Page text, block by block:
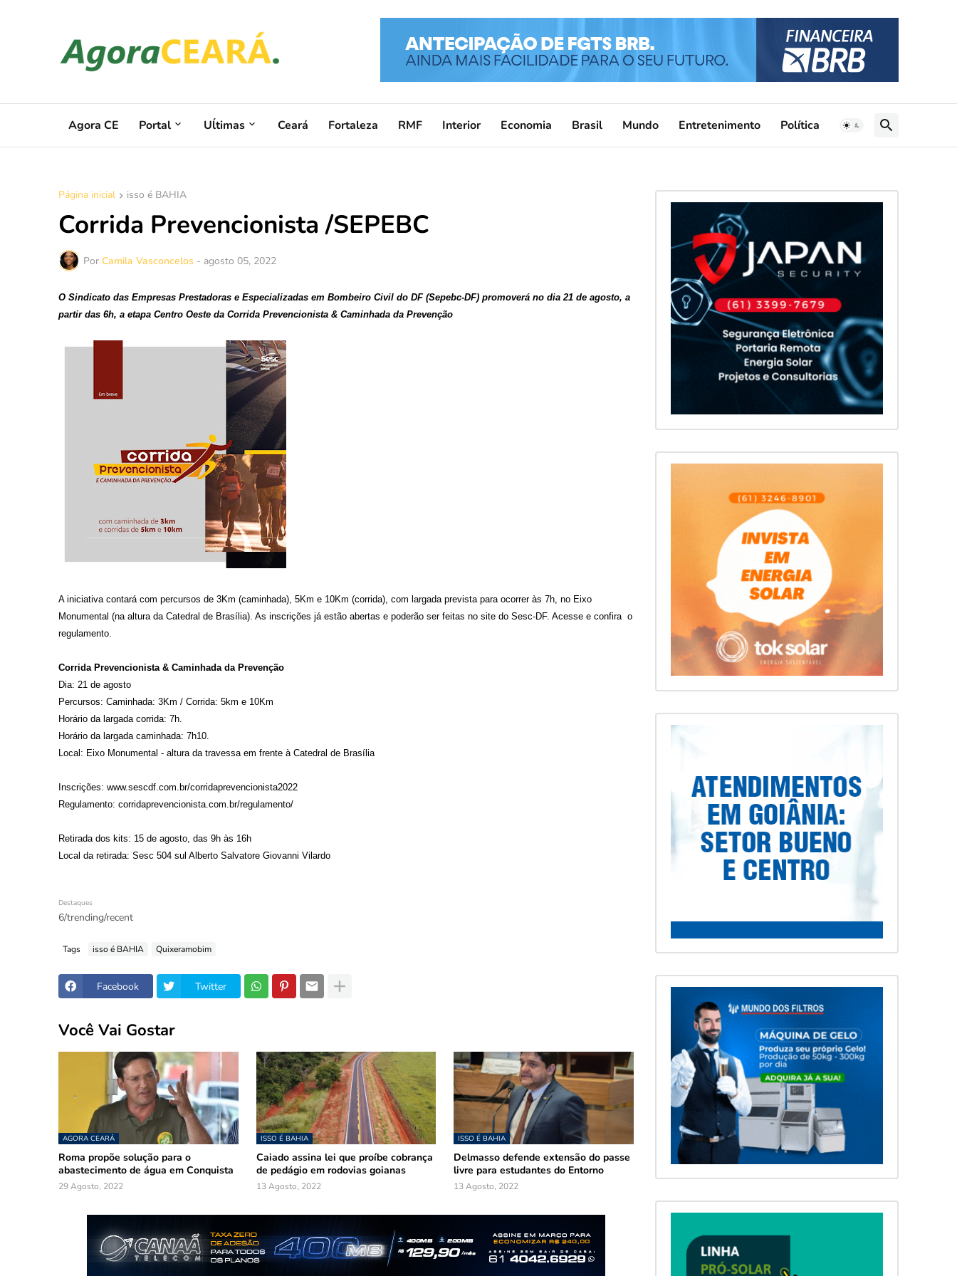
Agora CE Portal Uĺtimas Ceará Fortaleza RMF Interior Economia Brasil Mundo Entretenimento Política
Página inicial isso é BAHIA
Corrida Prevencionista /SEPEBC
Por Camila Vasconcelos - agosto 05, 2022
O Sindicato das Empresas Prestadoras e Especializadas em Bombeiro Civil do DF (Sepebc-DF) promoverá no dia 21 de agosto, a
partir das 6h, a etapa Centro Oeste da Corrida Prevencionista & Caminhada da Prevenção
A iniciativa contará com percursos de 3Km (caminhada), 5Km e 10Km (corrida), com largada prevista para ocorrer às 7h, no Eixo
Monumental (na altura da Catedral de Brasília). As inscrições já estão abertas e poderão ser feitas no site do Sesc-DF. Acesse e confira o
regulamento.
Corrida Prevencionista & Caminhada da Prevenção
Dia: 21 de agosto
Percursos: Caminhada: 3Km / Corrida: 5km e 10Km
Horário da largada corrida: 7h.
Horário da largada caminhada: 7h10.
Local: Eixo Monumental - altura da travessa em frente à Catedral de Brasília
Inscrições: www.sescdf.com.br/corridaprevencionista2022
Regulamento: corridaprevencionista.com.br/regulamento/
Retirada dos kits: 15 de agosto, das 9h às 16h
Local da retirada: Sesc 504 sul Alberto Salvatore Giovanni Vilardo
Destaques
6/trending/recent
Tags isso é BAHIA Quixeramobim
Facebook Twitter
Você Vai Gostar
AGORA CEARÁ
Roma propõe solução para o
abastecimento de água em Conquista
29 Agosto, 2022
ISSO É BAHIA
Caiado assina lei que proíbe cobrança
de pedágio em rodovias goianas
13 Agosto, 2022
ISSO É BAHIA
Delmasso defende extensão do passe
livre para estudantes do Entorno
13 Agosto, 2022